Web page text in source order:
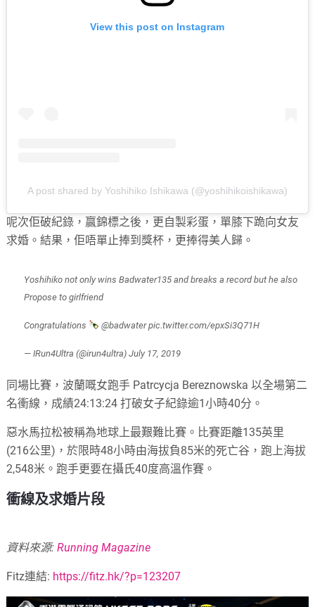
View this post on Instagram
A post shared by Yoshihiko Ishikawa (@yoshihikoishikawa)
呢次佢破紀錄，贏錦標之後，更自製彩蛋，單膝下跪向女友
求婚。結果，佢唔單止捧到獎杯，更捧得美人歸。
Yoshihiko not only wins Badwater135 and breaks a record but he also
Propose to girlfriend
Congratulations @badwater pic.twitter.com/epxSi3Q71H
— IRun4Ultra (@irun4ultra)July 17, 2019
同場比賽，波蘭嘅女跑手 Patrcycja Bereznowska 以全場第二
名衝線，成績24:13:24 打破女子紀錄逾1小時40分。
惡水馬拉松被稱為地球上最艱難比賽。比賽距離135英里
(216公里)，於限時48小時由海拔負85米的死亡谷，跑上海拔
2,548米。跑手更要在攝氏40度高溫作賽。
衝線及求婚片段
資料來源:Running Magazine
Fitz連結: https://fitz.hk/?p=123207